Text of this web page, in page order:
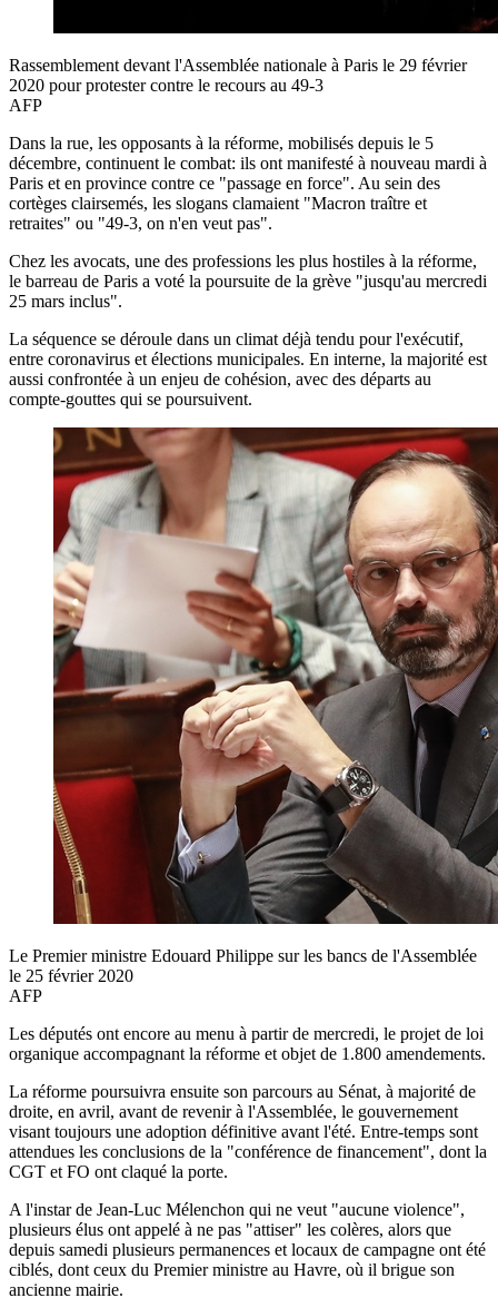
Rassemblement devant l'Assemblée nationale à Paris le 29 février
2020 pour protester contre le recours au 49-3
AFP
Dans la rue, les opposants à la réforme, mobilisés depuis le 5
décembre, continuent le combat: ils ont manifesté à nouveau mardi à
Paris et en province contre ce "passage en force". Au sein des
cortèges clairsemés, les slogans clamaient "Macron traître et
retraites" ou "49-3, on n'en veut pas".
Chez les avocats, une des professions les plus hostiles à la réforme,
le barreau de Paris a voté la poursuite de la grève "jusqu'au mercredi
25 mars inclus".
La séquence se déroule dans un climat déjà tendu pour l'exécutif,
entre coronavirus et élections municipales. En interne, la majorité est
aussi confrontée à un enjeu de cohésion, avec des départs au
compte-gouttes qui se poursuivent.
Le Premier ministre Edouard Philippe sur les bancs de l'Assemblée
le 25 février 2020
AFP
Les députés ont encore au menu à partir de mercredi, le projet de loi
organique accompagnant la réforme et objet de 1.800 amendements.
La réforme poursuivra ensuite son parcours au Sénat, à majorité de
droite, en avril, avant de revenir à l'Assemblée, le gouvernement
visant toujours une adoption définitive avant l'été. Entre-temps sont
attendues les conclusions de la "conférence de financement", dont la
CGT et FO ont claqué la porte.
A l'instar de Jean-Luc Mélenchon qui ne veut "aucune violence",
plusieurs élus ont appelé à ne pas "attiser" les colères, alors que
depuis samedi plusieurs permanences et locaux de campagne ont été
ciblés, dont ceux du Premier ministre au Havre, où il brigue son
ancienne mairie.